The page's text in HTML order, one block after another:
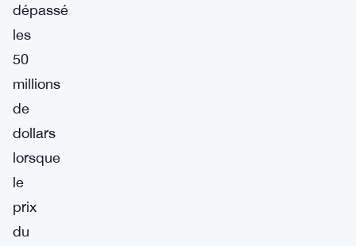
dépassé
les
50
millions
de
dollars
lorsque
le
prix
du